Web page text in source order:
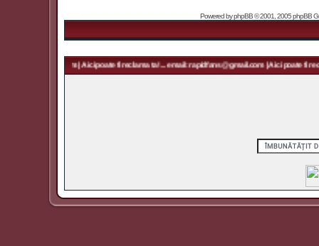
Powered byphpBB© 2001, 2005 phpBB
| Aici poate fi reclama ta! ... email: rapidfans@gmail.com | Aici poate fi